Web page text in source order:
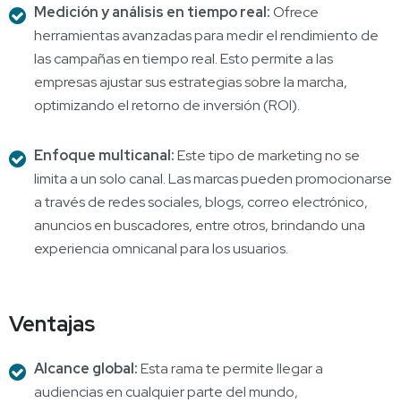
Medición y análisis en tiempo real:Ofrece
herramientas avanzadas para medir el rendimiento de
las campañas en tiempo real. Esto permite a las
empresas ajustar sus estrategias sobre la marcha,
optimizando el retorno de inversión (ROI).
Enfoque multicanal:Este tipo de marketing no se
limita a un solo canal. Las marcas pueden promocionarse
a través de redes sociales, blogs, correo electrónico,
anuncios en buscadores, entre otros, brindando una
experiencia omnicanal para los usuarios.
Ventajas
Alcance global:Esta rama te permite llegar a
audiencias en cualquier parte del mundo,